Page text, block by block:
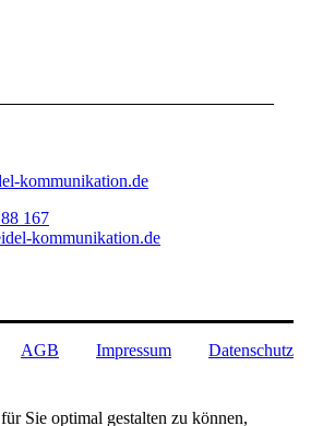
kommunikation.de
167
kommunikation.de
AGB Impressum Datenschutz
Sie optimal gestalten zu können,